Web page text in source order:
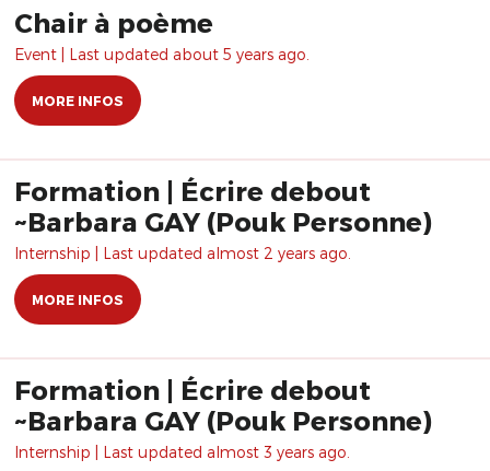
Chair à poème
Event | Last updated about 5 years ago.
MORE INFOS
Formation | Écrire debout
~Barbara GAY (Pouk Personne)
Internship | Last updated almost 2 years ago.
MORE INFOS
Formation | Écrire debout
~Barbara GAY (Pouk Personne)
Internship | Last updated almost 3 years ago.